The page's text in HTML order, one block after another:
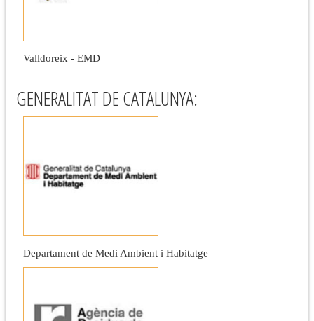
Valldoreix - EMD
GENERALITAT DE CATALUNYA:
Departament de Medi Ambient i Habitatge